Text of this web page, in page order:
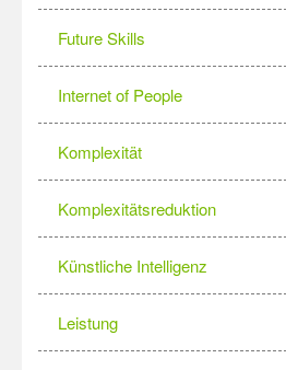
Future Skills
Internet of People
Komplexität
Komplexitätsreduktion
Künstliche Intelligenz
Leistung